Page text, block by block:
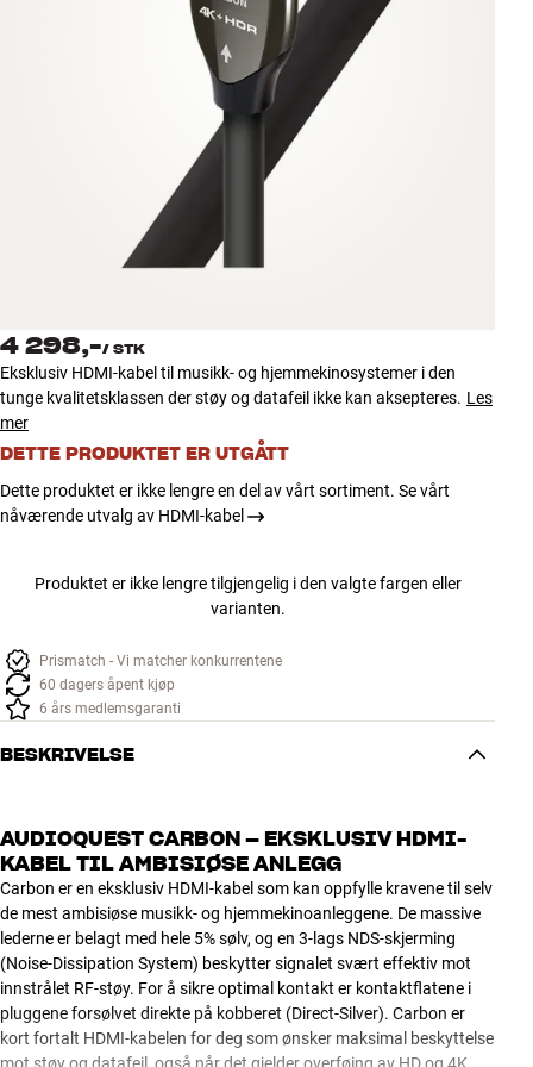
INSPIRASJON
TILBUD
Kundeservice
Logg inn
Kundeservice
Bygg med lyd
4 298,-/ STK
Eksklusiv HDMI-kabel til musikk- og hjemmekinosystemer i den
tunge kvalitetsklassen der støy og datafeil ikke kan aksepteres. Les
mer
DETTE PRODUKTET ER UTGÅTT
Dette produktet er ikke lengre en del av vårt sortiment. Se vårt
nåværende utvalg av HDMI-kabel
Produktet er ikke lengre tilgjengelig i den valgte fargen eller
varianten.
Prismatch - Vi matcher konkurrentene
60 dagers åpent kjøp
6 års medlemsgaranti
BESKRIVELSE
AUDIOQUEST CARBON – EKSKLUSIV HDMI-
KABEL TIL AMBISIØSE ANLEGG
Carbon er en eksklusiv HDMI-kabel som kan oppfylle kravene til selv
de mest ambisiøse musikk- og hjemmekinoanleggene. De massive
lederne er belagt med hele 5% sølv, og en 3-lags NDS-skjerming
(Noise-Dissipation System) beskytter signalet svært effektiv mot
innstrålet RF-støy. For å sikre optimal kontakt er kontaktflatene i
pluggene forsølvet direkte på kobberet (Direct-Silver). Carbon er
kort fortalt HDMI-kabelen for deg som ønsker maksimal beskyttelse